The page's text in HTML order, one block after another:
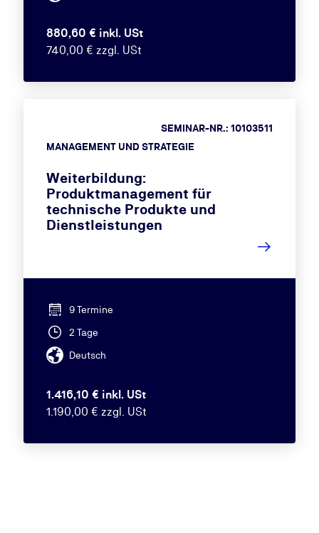
880,60 € inkl. USt
740,00 € zzgl. USt
MANAGEMENT UND STRATEGIE
SEMINAR-NR.: 10103511
Weiterbildung:
Produktmanagement für
technische Produkte und
Dienstleistungen
9 Termine
2 Tage
Deutsch
1.416,10 € inkl. USt
1.190,00 € zzgl. USt